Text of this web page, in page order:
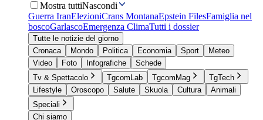
Mostra tuttiNascondi
Guerra IranElezioniCrans MontanaEpstein FilesFamiglia nel
boscoGarlascoEmergenza ClimaTutti i dossier
Tutte le notizie del giorno
Cronaca
Mondo Politica Economia Sport
Meteo
Video
Foto Infografiche
Schede
Tv & Spettacolo
TgcomLab TgcomMag
TgTech
Lifestyle
Oroscopo Salute Skuola Cultura
Animali
Speciali
Chi siamo